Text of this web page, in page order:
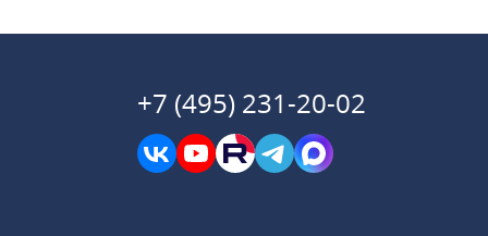
+7 (495) 231-20-02